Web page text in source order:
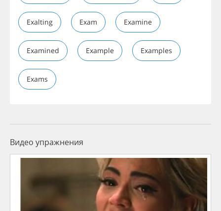
Exalting Exam Examine
Examined Example Examples
Exams
Видео упражнения